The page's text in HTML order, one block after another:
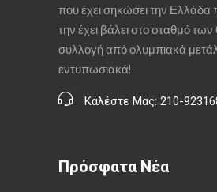
που έχει σηκώσει την Ελλάδα
την έχει βάλει στο σταθμό
συλλογή από ολυμπιακά
εντυπωσιακά!
Καλέστε Μας: 210-
Πρόσφατα Νέα